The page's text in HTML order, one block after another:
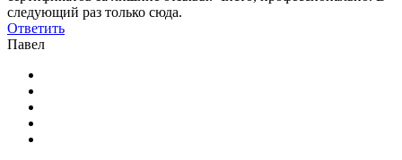
следующий раз только сюда.
Ответить
Павел